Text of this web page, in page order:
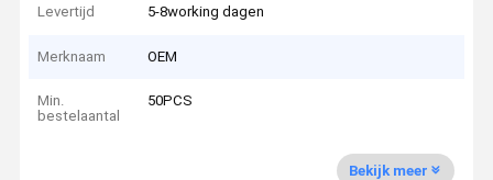
Levertijd 5-8working dagen
Merknaam OEM
Min.
bestelaantal
50PCS
Bekijk meer